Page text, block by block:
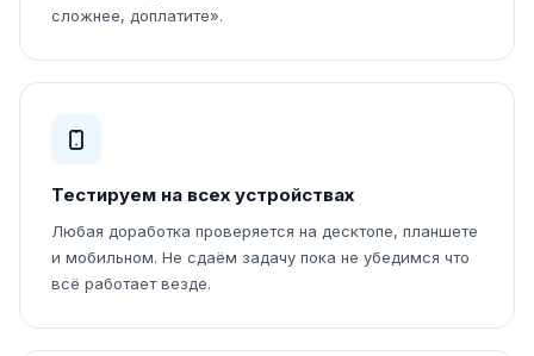
сложнее, доплатите».
Тестируем на всех устройствах
Любая доработка проверяется на десктопе, планшете
и мобильном. Не сдаём задачу пока не убедимся что
всё работает везде.